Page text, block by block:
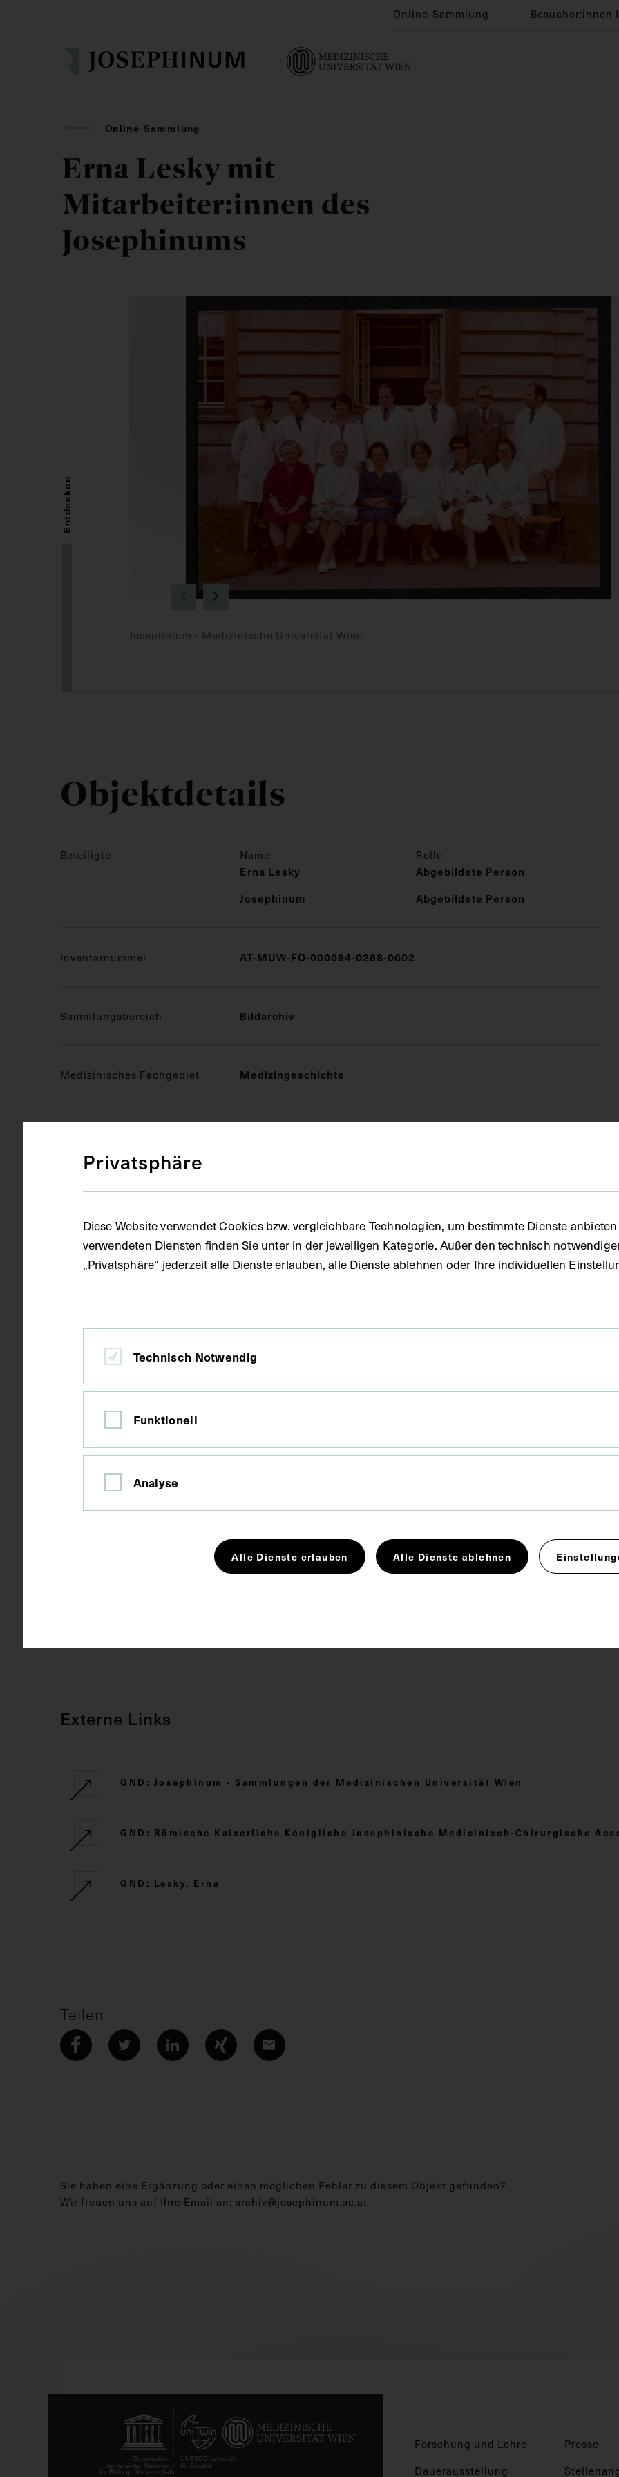
Online-Sammlung Besucher:innen
Online-Sammlung
Erna Lesky mit
Mitarbeiter:innen des
Josephinums
Josephinum - Medizinische Universität Wien
Entdecken
Objektdetails
Beteiligte Name Rolle
Erna Lesky
Abgebildete Person
Josephinum
Abgebildete Person
Inventarnummer AT-MUW-FO-000094-0268-0002
Sammlungsbereich Bildarchiv
Medizinisches Fachgebiet Medizingeschichte
Gegenstand S/W
Datierung 1977
Papier
Medizingeschichte
Externe Links
GND: Josephinum - Sammlungen der Medizinischen Universität Wien
GND: Römische Kaiserliche Königliche Josephinische Medicinisch-Chirurgische
GND: Lesky, Erna
Teilen
Sie haben eine Ergänzung oder einen möglichen Fehler zu diesem Objekt gefunden?
Wir freuen uns auf Ihre Email an: archiv@josephinum.ac.at
Forschung und Lehre
Dauerausstellung
Presse
Privatsphäre
Diese Website verwendet Cookies bzw. vergleichbare Technologien, um bestimmte Dienste
verwendeten Diensten finden Sie unter in der jeweiligen Kategorie. Außer den technisch
„Privatsphäre“ jederzeit alle Dienste erlauben, alle Dienste ablehnen oder Ihre individuellen
Technisch Notwendig
Funktionell
Analyse
Alle Dienste erlauben Alle Dienste ablehnen